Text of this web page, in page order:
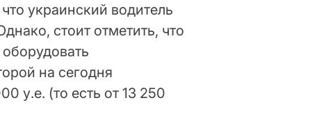
украинский водитель
стоит отметить, что
на сегодня
у.е. (то есть от 13 250